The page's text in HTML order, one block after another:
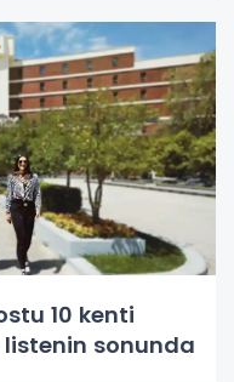
10 kenti
listenin sonunda